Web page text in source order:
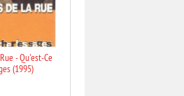
- Qu'est-Ce
(1995)